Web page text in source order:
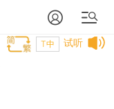
试听
T中